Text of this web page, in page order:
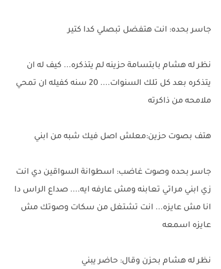
جاسر بحده: انت هتفضل تبصلي كدا كتير
نظر له هشام بابتسامة حزينه لم يتذكره... كيف له ان
يتذكره بعد كل تلك السنوات.... 20 سنه كفيله ان تمحي
ملامحه من ذاكرته
هتف بصوت حزين:معلش اصل فيك شبه من ابني
جاسر بحده وصوت غاضب: اسطوانة السواقين دي انت
زي ابني مراتي تعابنه ومش عارفه ايه.... صداع الراس دا
انا مش عايزه... انت تشتغل من سكات وصوتك مش
عايزه اسمعه
نظر له هشام بحزن وقال: حاضر يبني